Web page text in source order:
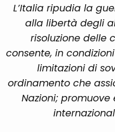
L’Italia ripudia la
alla libertà degli
risoluzione delle
consente, in
limitazioni di
ordinamento che
Nazioni; promuove